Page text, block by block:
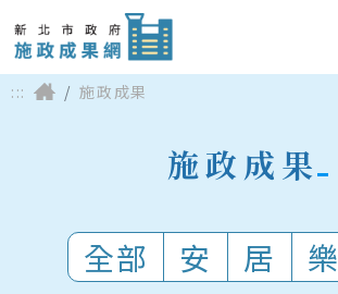
::: 施政成果
施政成果
全部 安 居 樂